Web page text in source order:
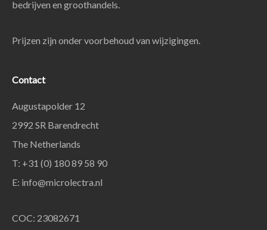
bedrijven en groothandels.
Prijzen zijn onder voorbehoud van wijzigingen.
Contact
Augustapolder 12
2992 SR Barendrecht
The Netherlands
T: +31 (0) 180 89 58 90
E: info@microlectra.nl
COC: 23082671